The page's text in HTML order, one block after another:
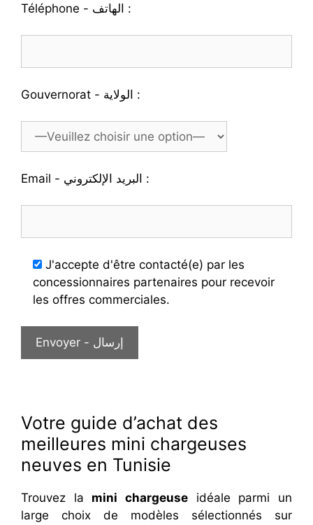
Téléphone - الهاتف :
Gouvernorat - الولاية :
Email - البريد الإلكتروني :
J'accepte d'être contacté(e) par les
concessionnaires partenaires pour recevoir
les offres commerciales.
Votre guide d’achat des
meilleures mini chargeuses
neuves en Tunisie
Trouvez la mini chargeuse idéale parmi un
large choix de modèles sélectionnés sur